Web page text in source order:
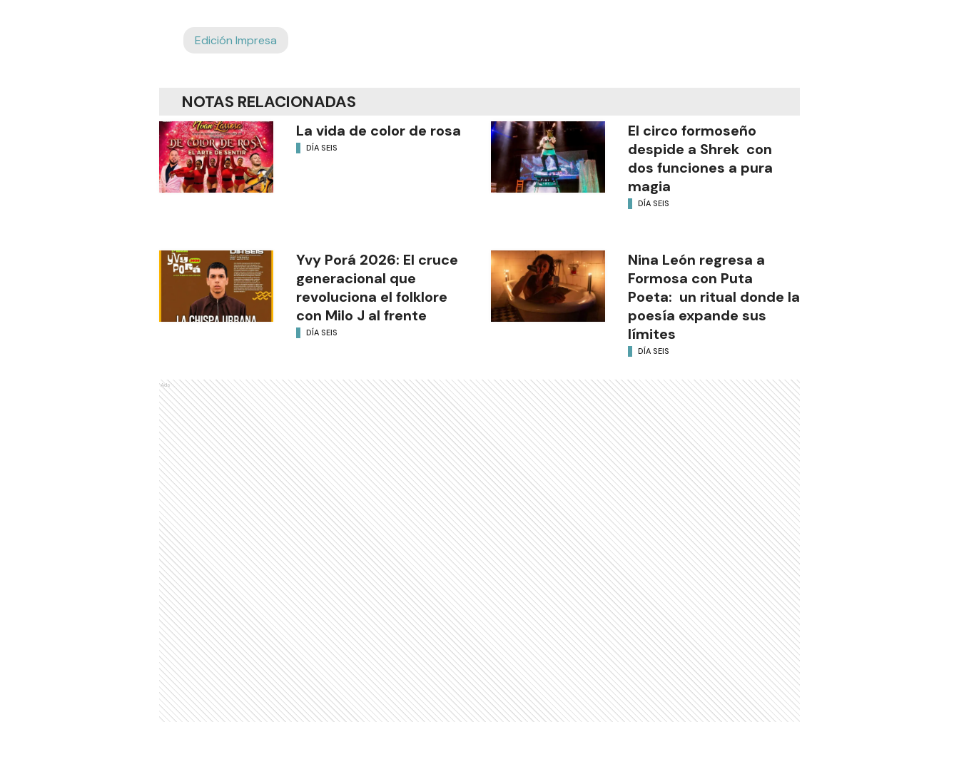
Edición Impresa
NOTAS RELACIONADAS
La vida de color de rosa
DÍA SEIS
El circo formoseño
despide a Shrek con
dos funciones a pura
magia
DÍA SEIS
Yvy Porá 2026: El cruce
generacional que
revoluciona el folklore
con Milo J al frente
DÍA SEIS
Nina León regresa a
Formosa con Puta
Poeta: un ritual donde la
poesía expande sus
límites
DÍA SEIS
Ads